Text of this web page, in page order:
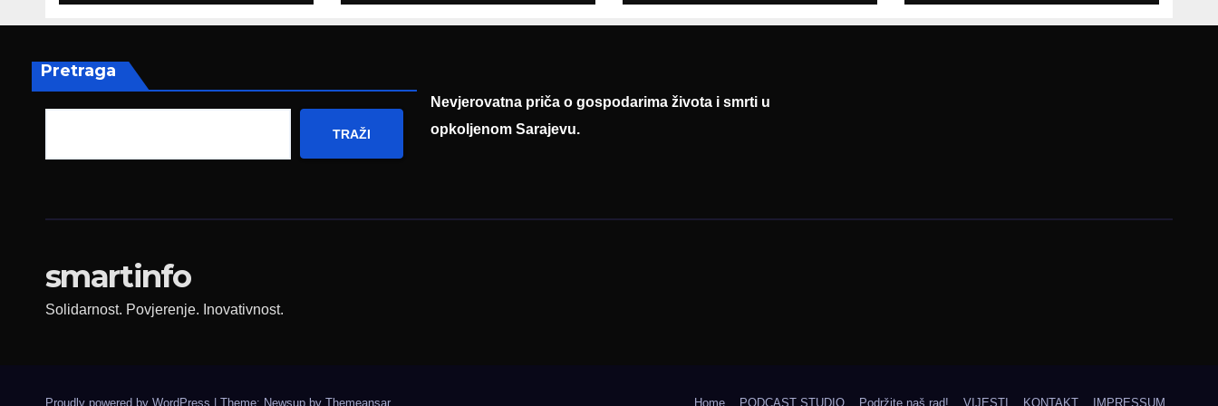
pripada svim
građanima
ambasadoru
Njemačke
poruku
prezentaciji
Federalnog sajma
Pretraga
TRAŽI
Nevjerovatna priča o gospodarima života i smrti u
opkoljenom Sarajevu.
smartinfo
Solidarnost. Povjerenje. Inovativnost.
Proudly powered by WordPress Theme: Newsup by Themeansar. Home PODCAST STUDIO Podržite naš rad! VIJESTI KONTAKT IMPRESSUM